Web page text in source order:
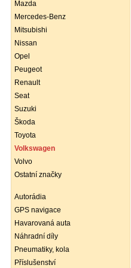
Mazda
Mercedes-Benz
Mitsubishi
Nissan
Opel
Peugeot
Renault
Seat
Suzuki
Škoda
Toyota
Volkswagen
Volvo
Ostatní značky
Autorádia
GPS navigace
Havarovaná auta
Náhradní díly
Pneumatiky, kola
Příslušenství